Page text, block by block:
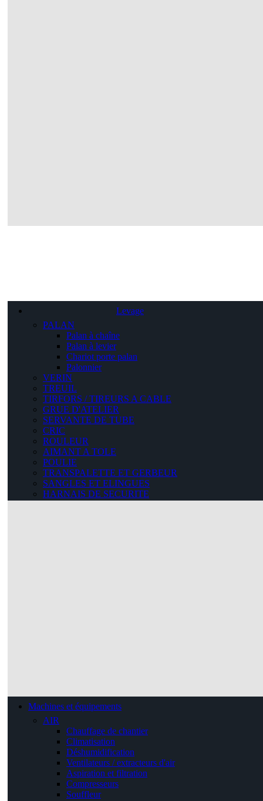
Levage
PALAN
Palan à chaîne
Palan à levier
Chariot porte palan
Palonnier
VERIN
TREUIL
TIRFORS / TIREURS A CABLE
GRUE D'ATELIER
SERVANTE DE TUBE
CRIC
ROULEUR
AIMANT A TOLE
POULIE
TRANSPALETTE ET GERBEUR
SANGLES ET ELINGUES
HARNAIS DE SECURITE
Machines et équipements
AIR
Chauffage de chantier
Climatisation
Déshumidification
Ventilateurs / extracteurs d'air
Aspiration et filtration
Compresseurs
Souffleur